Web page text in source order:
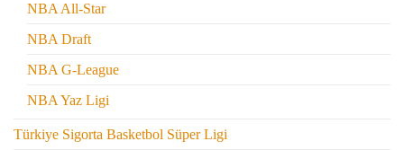
NBA All-Star
NBA Draft
NBA G-League
NBA Yaz Ligi
Türkiye Sigorta Basketbol Süper Ligi